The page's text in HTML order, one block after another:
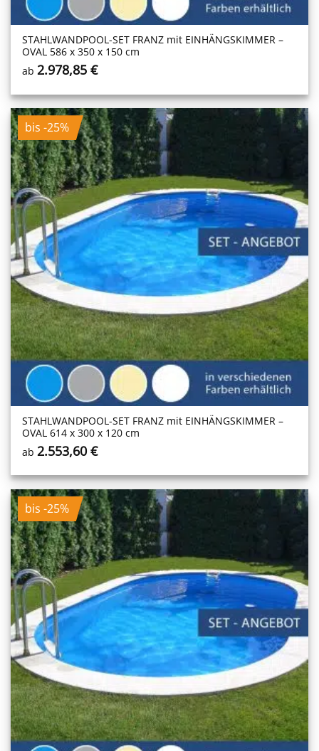
STAHLWANDPOOL-SET FRANZ mit EINHÄNGSKIMMER –
OVAL 586 x 350 x 150 cm
ab 2.978,85€
bis -25%
STAHLWANDPOOL-SET FRANZ mit EINHÄNGSKIMMER –
OVAL 614 x 300 x 120 cm
ab 2.553,60€
bis -25%